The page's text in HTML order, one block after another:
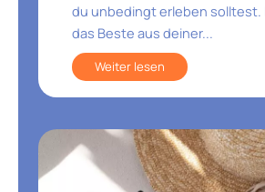
du unbedingt erleben solltest.
das Beste aus deiner...
Weiter lesen